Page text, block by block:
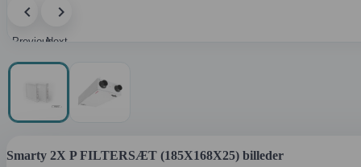
PreviousNext
Smarty 2X P FILTERSÆT (185X168X25) billeder